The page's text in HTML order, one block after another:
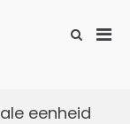
Toon
eenheid